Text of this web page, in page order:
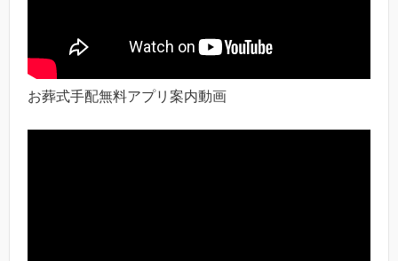
お葬式手配無料アプリ案内動画